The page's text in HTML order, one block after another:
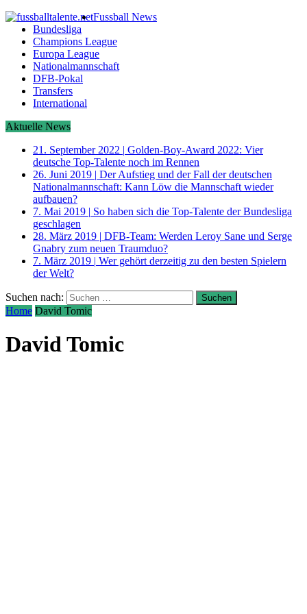
Fussball News
Bundesliga
Champions League
Europa League
Nationalmannschaft
DFB-Pokal
Transfers
International
Aktuelle News
21. September 2022 | Golden-Boy-Award 2022: Vier
deutsche Top-Talente noch im Rennen
26. Juni 2019 | Der Aufstieg und der Fall der deutschen
Nationalmannschaft: Kann Löw die Mannschaft wieder
aufbauen?
7. Mai 2019 | So haben sich die Top-Talente der Bundesliga
geschlagen
28. März 2019 | DFB-Team: Werden Leroy Sane und Serge
Gnabry zum neuen Traumduo?
7. März 2019 | Wer gehört derzeitig zu den besten Spielern
der Welt?
Suchen nach:
Home David Tomic
David Tomic